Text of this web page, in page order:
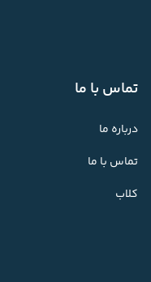
تماس با ما
درباره ما
تماس با ما
کلاب